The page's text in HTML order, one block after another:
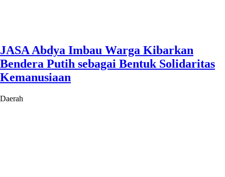
JASA Abdya Imbau Warga Kibarkan
Bendera Putih sebagai Bentuk Solidaritas
Kemanusiaan
Daerah